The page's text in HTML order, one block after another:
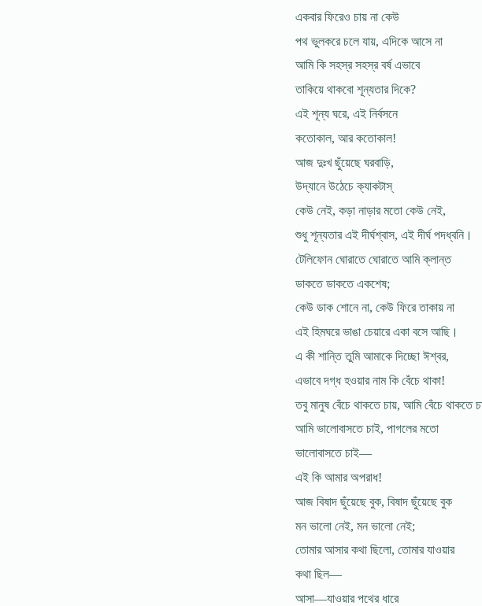
একবার ফিরেও চায় না কেউ
পথ ভুলকরে চলে যায়, এদিকে আসে না
আমি কি সহস্র সহস্র বর্ষ এভাবে
তাকিয়ে থাকবো শূন্যতার দিকে?
এই শূন্য ঘরে, এই নির্বসনে
কতোকাল, আর কতোকাল!
আজ দুঃখ ছুঁয়েছে ঘরবাড়ি,
উদ্যানে উঠেচে ক্যাকটাস্
কেউ নেই, কড়া নাড়ার মতো কেউ নেই,
শুধু শূন্যতার এই দীর্ঘশ্বাস, এই দীর্ঘ পদধ্বনি।
টেলিফোন ঘোরাতে ঘোরাতে আমি ক্লান্ত
ডাকতে ডাকতে একশেষ;
কেউ ডাক শোনে না, কেউ ফিরে তাকায় না
এই হিমঘরে ভাঙা চেয়ারে একা বসে আছি।
এ কী শান্তি তুমি আমাকে দিচ্ছো ঈশ্বর,
এভাবে দগ্ধ হওয়ার নাম কি বেঁচে থাকা!
তবু মানুষ বেঁচে থাকতে চায়, আমি বেঁচে থাকতে
আমি ভালোবাসতে চাই, পাগলের মতো
ভালোবাসতে চাই—
এই কি আমার অপরাধ!
আজ বিষাদ ছুঁয়েছে বুক, বিষাদ ছুঁয়েছে বুক
মন ভালো নেই, মন ভালো নেই;
তোমার আসার কথা ছিলো, তোমার যাওয়ার
কথা ছিল—
আসা—যাওয়ার পথের ধারে